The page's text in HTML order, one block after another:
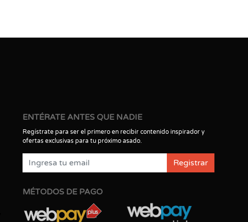
ENTÉRATE ANTES QUE NADIE
Regístrate para ser el primero en recibir contenido inspirador y
ofertas exclusivas para tu próximo asado.
Registrar
MÉTODOS DE PAGO